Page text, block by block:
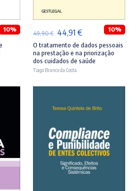
10% 49,90€ O
preço
original
era:
49,90 €.
44,91 €O
preço
atual
44,91 €.
10%
O tratamento de dados pessoais
na prestação e na priorização
dos cuidados de saúde
Tiago Branco da Costa